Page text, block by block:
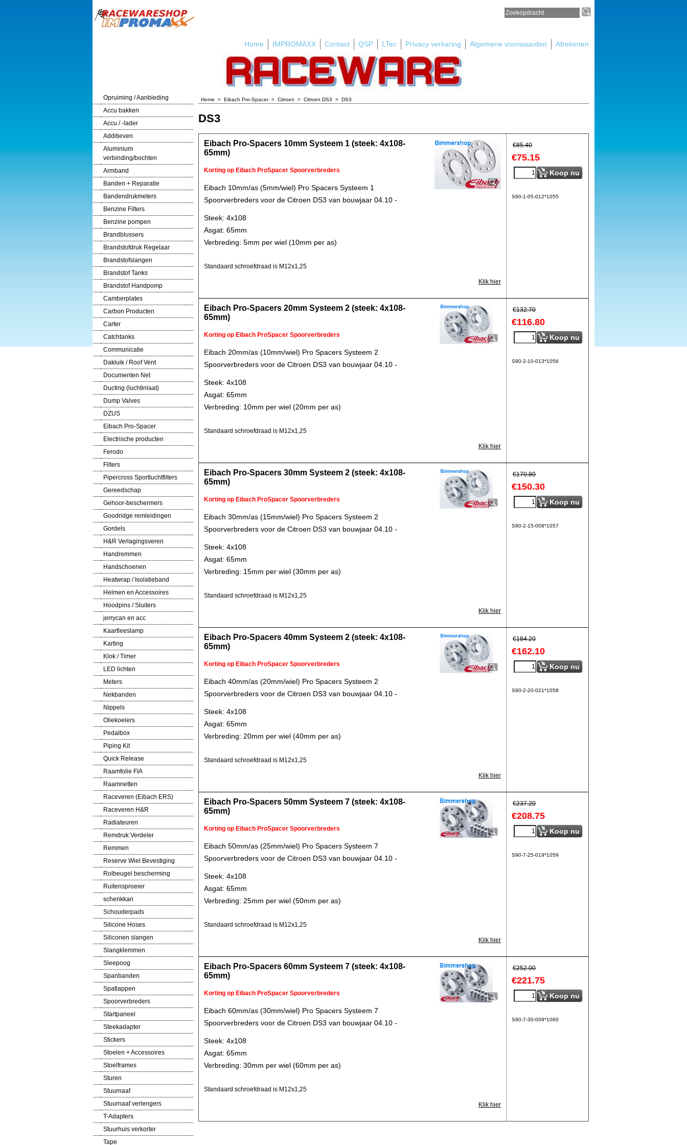
Home IMPROMAXX Contact QSP LTec Privacy verkaring Algemene voorwaarden Afrekenen
Opruiming / Aanbieding
Accu bakken
Accu / -lader
Additieven
Aluminium
verbinding/bochten
Armband
Banden + Reparatie
Bandendrukmeters
Benzine Filters
Benzine pompen
Brandblussers
Brandstofdruk Regelaar
Brandstofslangen
Brandstof Tanks
Brandstof Handpomp
Camberplates
Carbon Producten
Carter
Catchtanks
Communicatie
Dakluik / Roof Vent
Documenten Net
Ducting (luchtinlaat)
Dump Valves
DZUS
Eibach Pro-Spacer
Electrische producten
Ferodo
Filters
Pipercross Sportluchtfilters
Gereedschap
Gehoor-beschermers
Goodridge remleidingen
Gordels
H&R Verlagingsveren
Handremmen
Handschoenen
Heatwrap / Isolatieband
Helmen en Accessoires
Hoodpins / Sluiters
jerrycan en acc
Kaartleeslamp
Karting
Klok / Timer
LED lichten
Meters
Nekbanden
Nippels
Oliekoelers
Pedalbox
Piping Kit
Quick Release
Raamfolie FIA
Raamnetten
Raceveren (Eibach ERS)
Raceveren H&R
Radiateuren
Remdruk Verdeler
Remmen
Reserve Wiel Bevestiging
Rolbeugel bescherming
Ruitensproeier
schenkkan
Schouderpads
Silicone Hoses
Siliconen slangen
Slangklemmen
Sleepoog
Spanbanden
Spatlappen
Spoorverbreders
Startpaneel
Steekadapter
Stickers
Stoelen + Accessoires
Stoelframes
Sturen
Stuurnaaf
Stuurnaaf verlengers
T-Adapters
Stuurhuis verkorter
Tape
Home > Eibach Pro-Spacer> Citroen > Citroen DS3 > DS3
DS3
€85.40
€75.15
Koop nu
S90-1-05-012*1055
Eibach Pro-Spacers 10mm Systeem 1 (steek: 4x108-
65mm)
Korting op Eibach ProSpacer Spoorverbreders
Eibach 10mm/as (5mm/wiel) Pro Spacers Systeem 1
Spoorverbreders voor de Citroen DS3 van bouwjaar 04.10 -
Steek: 4x108
Asgat: 65mm
Verbreding: 5mm per wiel (10mm per as)
Standaard schroefdraad is M12x1,25
Klik hier
€132.70
€116.80
Koop nu
S90-2-10-013*1056
Eibach Pro-Spacers 20mm Systeem 2 (steek: 4x108-
65mm)
Korting op Eibach ProSpacer Spoorverbreders
Eibach 20mm/as (10mm/wiel) Pro Spacers Systeem 2
Spoorverbreders voor de Citroen DS3 van bouwjaar 04.10 -
Steek: 4x108
Asgat: 65mm
Verbreding: 10mm per wiel (20mm per as)
Standaard schroefdraad is M12x1,25
Klik hier
€170.80
€150.30
Koop nu
S90-2-15-008*1057
Eibach Pro-Spacers 30mm Systeem 2 (steek: 4x108-
65mm)
Korting op Eibach ProSpacer Spoorverbreders
Eibach 30mm/as (15mm/wiel) Pro Spacers Systeem 2
Spoorverbreders voor de Citroen DS3 van bouwjaar 04.10 -
Steek: 4x108
Asgat: 65mm
Verbreding: 15mm per wiel (30mm per as)
Standaard schroefdraad is M12x1,25
Klik hier
€184.20
€162.10
Koop nu
S90-2-20-021*1058
Eibach Pro-Spacers 40mm Systeem 2 (steek: 4x108-
65mm)
Korting op Eibach ProSpacer Spoorverbreders
Eibach 40mm/as (20mm/wiel) Pro Spacers Systeem 2
Spoorverbreders voor de Citroen DS3 van bouwjaar 04.10 -
Steek: 4x108
Asgat: 65mm
Verbreding: 20mm per wiel (40mm per as)
Standaard schroefdraad is M12x1,25
Klik hier
€237.20
€208.75
Koop nu
S90-7-25-019*1059
Eibach Pro-Spacers 50mm Systeem 7 (steek: 4x108-
65mm)
Korting op Eibach ProSpacer Spoorverbreders
Eibach 50mm/as (25mm/wiel) Pro Spacers Systeem 7
Spoorverbreders voor de Citroen DS3 van bouwjaar 04.10 -
Steek: 4x108
Asgat: 65mm
Verbreding: 25mm per wiel (50mm per as)
Standaard schroefdraad is M12x1,25
Klik hier
€252.00
€221.75
Koop nu
S90-7-30-009*1060
Eibach Pro-Spacers 60mm Systeem 7 (steek: 4x108-
65mm)
Korting op Eibach ProSpacer Spoorverbreders
Eibach 60mm/as (30mm/wiel) Pro Spacers Systeem 7
Spoorverbreders voor de Citroen DS3 van bouwjaar 04.10 -
Steek: 4x108
Asgat: 65mm
Verbreding: 30mm per wiel (60mm per as)
Standaard schroefdraad is M12x1,25
Klik hier